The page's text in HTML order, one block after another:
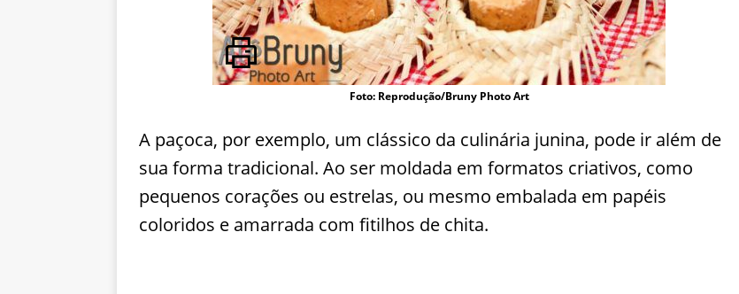
Foto: Reprodução/Bruny Photo Art
A paçoca, por exemplo, um clássico da culinária junina, pode ir além de
sua forma tradicional. Ao ser moldada em formatos criativos, como
pequenos corações ou estrelas, ou mesmo embalada em papéis
coloridos e amarrada com fitilhos de chita.